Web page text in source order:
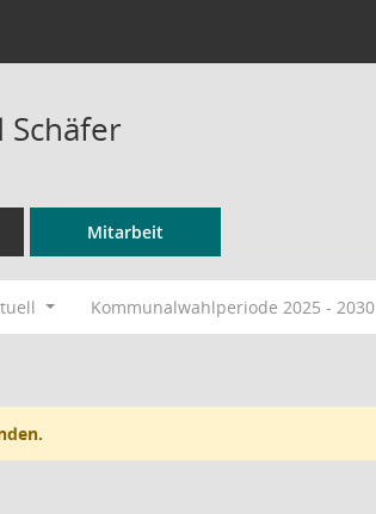
Schäfer
Mitarbeit
Kommunalwahlperiode 2025 - 2030